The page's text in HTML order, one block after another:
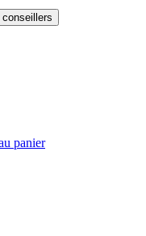
panier